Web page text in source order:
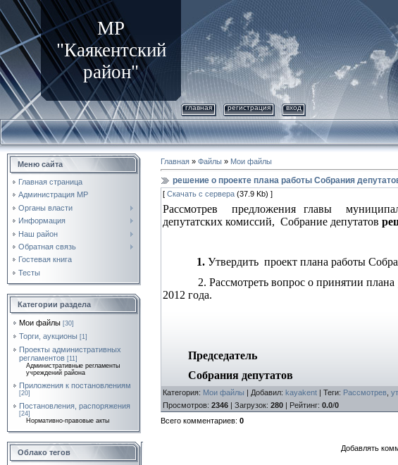
МР
"Каякентский
район"
главная регистрация вход
Меню сайта
Главная страница
Администрация МР
Органы власти
Информация
Наш район
Обратная связь
Гостевая книга
Тесты
Категории раздела
Мои файлы [30]
Торги, аукционы [1]
Проекты административных
регламентов [11]
Административные регламенты
учреждений района
Приложения к постановлениям
[20]
Постановления, распоряжения
[24]
Нормативно-правовые акты
Облако тегов
Главная » Файлы » Мои файлы
решение о проекте плана работы Собрания
[ Скачать с сервера (37.9 Kb) ]
Рассмотрев предложения главы
депутатских комиссий, Собрание депутатов
1. Утвердить проект плана работы
2. Рассмотреть вопрос о принятии
2012 года.
Председатель
Собрания депутатов
Категория: Мои файлы | Добавил: kayakent | Теги: Рассмотрев
Просмотров: 2346 | Загрузок: 280 | Рейтинг: 0.0/0
Всего комментариев: 0
Добавлять